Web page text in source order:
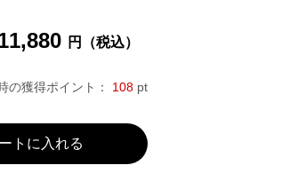
円（税込）
の獲得ポイント： 108 pt
トに入れる